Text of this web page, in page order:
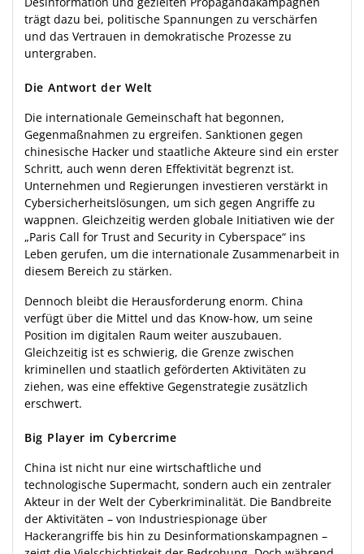
trägt dazu bei, politische Spannungen zu verschärfen
und das Vertrauen in demokratische Prozesse zu
untergraben.
Die Antwort der Welt
Die internationale Gemeinschaft hat begonnen,
Gegenmaßnahmen zu ergreifen. Sanktionen gegen
chinesische Hacker und staatliche Akteure sind ein erster
Schritt, auch wenn deren Effektivität begrenzt ist.
Unternehmen und Regierungen investieren verstärkt in
Cybersicherheitslösungen, um sich gegen Angriffe zu
wappnen. Gleichzeitig werden globale Initiativen wie der
„Paris Call for Trust and Security in Cyberspace“ ins
Leben gerufen, um die internationale Zusammenarbeit in
diesem Bereich zu stärken.
Dennoch bleibt die Herausforderung enorm. China
verfügt über die Mittel und das Know-how, um seine
Position im digitalen Raum weiter auszubauen.
Gleichzeitig ist es schwierig, die Grenze zwischen
kriminellen und staatlich geförderten Aktivitäten zu
ziehen, was eine effektive Gegenstrategie zusätzlich
erschwert.
Big Player im Cybercrime
China ist nicht nur eine wirtschaftliche und
technologische Supermacht, sondern auch ein zentraler
Akteur in der Welt der Cyberkriminalität. Die Bandbreite
der Aktivitäten – von Industriespionage über
Hackerangriffe bis hin zu Desinformationskampagnen –